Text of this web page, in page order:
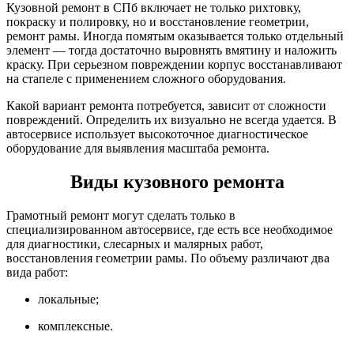
Кузовной ремонт в СПб включает не только рихтовку,
покраску и полировку, но и восстановление геометрии,
ремонт рамы. Иногда помятым оказывается только отдельный
элемент — тогда достаточно выровнять вмятину и наложить
краску. При серьезном повреждении корпус восстанавливают
на стапеле с применением сложного оборудования.
Какой вариант ремонта потребуется, зависит от сложности
повреждений. Определить их визуально не всегда удается. В
автосервисе использует высокоточное диагностическое
оборудование для выявления масштаба ремонта.
Виды кузовного ремонта
Грамотный ремонт могут сделать только в
специализированном автосервисе, где есть все необходимое
для диагностики, слесарных и малярных работ,
восстановления геометрии рамы. По объему различают два
вида работ:
локальные;
комплексные.